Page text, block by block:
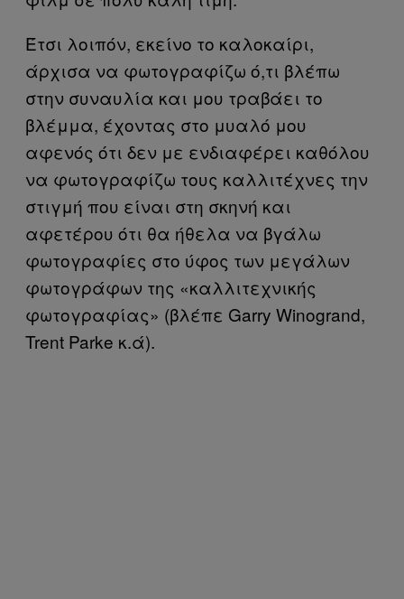
Έτσι λοιπόν, εκείνο το καλοκαίρι,
άρχισα να φωτογραφίζω ό,τι βλέπω
στην συναυλία και μου τραβάει το
βλέμμα, έχοντας στο μυαλό μου
αφενός ότι δεν με ενδιαφέρει καθόλου
να φωτογραφίζω τους καλλιτέχνες την
στιγμή που είναι στη σκηνή και
αφετέρου ότι θα ήθελα να βγάλω
φωτογραφίες στο ύφος των μεγάλων
φωτογράφων της «καλλιτεχνικής
φωτογραφίας» (βλέπε Garry Winogrand,
Trent Parke κ.ά).